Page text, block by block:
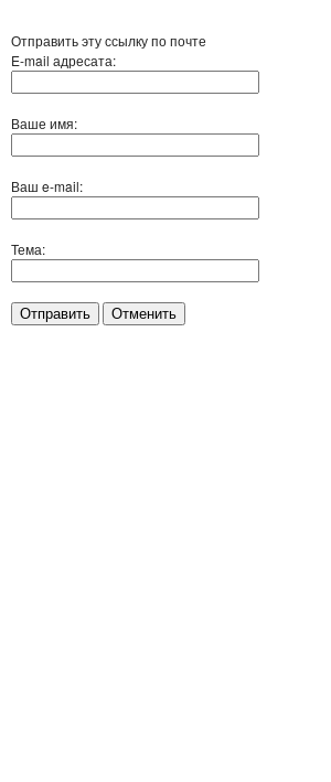
Отправить эту ссылку по почте
E-mail адресата:
Ваше имя:
Ваш e-mail:
Тема:
Отправить Отменить